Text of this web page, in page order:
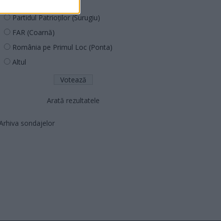
Partidul Patrioților (Surugiu)
FAR (Coarnă)
România pe Primul Loc (Ponta)
Altul
Arată rezultatele
sondajelor